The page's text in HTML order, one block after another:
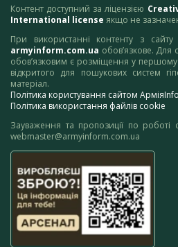
Контент доступний за ліцензією
International license якщо не
При використанні контенту з
armyinform.com.ua обов’язкове. Для
обов’язковим є розміщення у першому
відкритого для пошукових систем
матеріал.
Політика користування сайтом
Політика використання файлів cookie
Зауваження та пропозиції по роботі
webmaster@armyinform.com.ua